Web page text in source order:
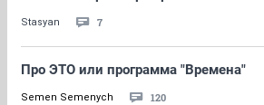
Stasyan 7
Про ЭТО или программа "Времена"
Semen Semenych 120